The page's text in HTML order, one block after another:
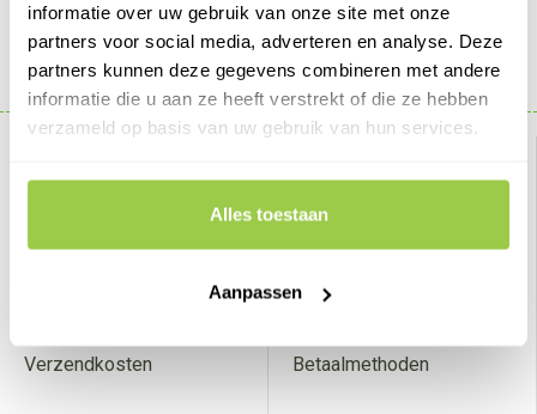
informatie over uw gebruik van onze site met onze
partners voor social media, adverteren en analyse. Deze
partners kunnen deze gegevens combineren met andere
informatie die u aan ze heeft verstrekt of die ze hebben
verzameld op basis van uw gebruik van hun services.
Alles toestaan
Aanpassen
informatie is altijd voorafgaande toestemming vereist. Over de
reproductie van informatie kunt u contact opnemen met de beheerder
van de site.
Verzendkosten
Betaalmethoden